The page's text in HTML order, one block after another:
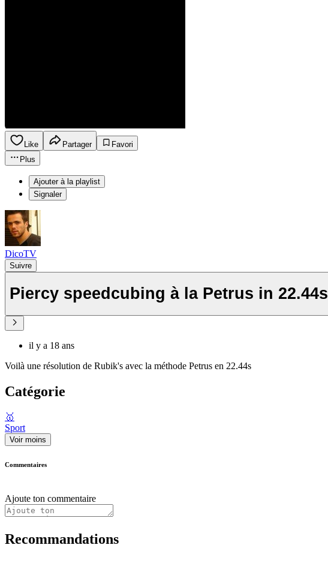
Like Partager
Favori
Plus
Ajouter à la playlist
Signaler
DicoTV
Suivre
Piercy speedcubing à la Petrus in 22.44s
il y a 18 ans
Voilà une résolution de Rubik's avec la méthode Petrus en 22.44s
Catégorie
🥇
Sport
Voir moins
Commentaires
Ajoute ton commentaire
Recommandations